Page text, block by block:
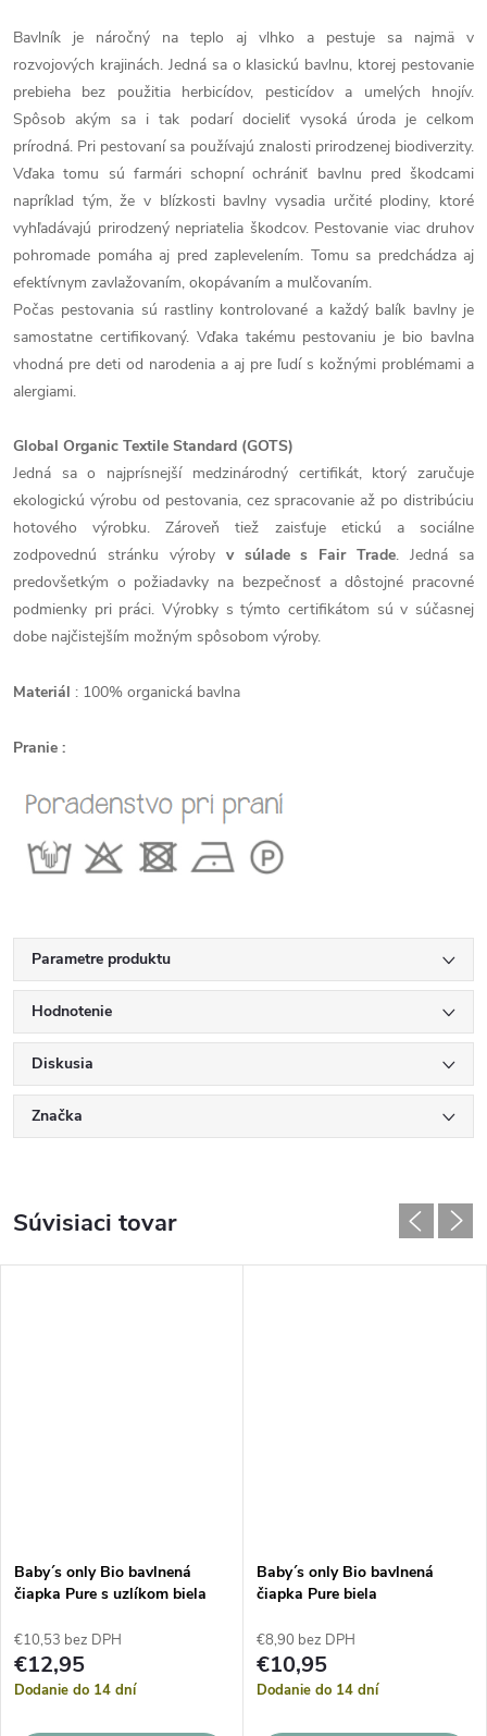
Bavlník je náročný na teplo aj vlhko a pestuje sa najmä v
rozvojových krajinách. Jedná sa o klasickú bavlnu, ktorej pestovanie
prebieha bez použitia herbicídov, pesticídov a umelých hnojív.
Spôsob akým sa i tak podarí docieliť vysoká úroda je celkom
prírodná. Pri pestovaní sa používajú znalosti prirodzenej biodiverzity.
Vďaka tomu sú farmári schopní ochrániť bavlnu pred škodcami
napríklad tým, že v blízkosti bavlny vysadia určité plodiny, ktoré
vyhľadávajú prirodzený nepriatelia škodcov. Pestovanie viac druhov
pohromade pomáha aj pred zaplevelením. Tomu sa predchádza aj
efektívnym zavlažovaním, okopávaním a mulčovaním.
Počas pestovania sú rastliny kontrolované a každý balík bavlny je
samostatne certifikovaný. Vďaka takému pestovaniu je bio bavlna
vhodná pre deti od narodenia a aj pre ľudí s kožnými problémami a
alergiami.
Global Organic Textile Standard (GOTS)
Jedná sa o najprísnejší medzinárodný certifikát, ktorý zaručuje
ekologickú výrobu od pestovania, cez spracovanie až po distribúciu
hotového výrobku. Zároveň tiež zaisťuje etickú a sociálne
zodpovednú stránku výroby v súlade s Fair Trade. Jedná sa
predovšetkým o požiadavky na bezpečnosť a dôstojné pracovné
podmienky pri práci. Výrobky s týmto certifikátom sú v súčasnej
dobe najčistejším možným spôsobom výroby.
Materiál : 100% organická bavlna
Pranie :
Parametre produktu
Hodnotenie
Diskusia
Značka
Súvisiaci tovar
Baby´s only Bio bavlnená
čiapka Pure s uzlíkom biela
€10,53 bez DPH
€12,95
Dodanie do 14 dní
Baby´s only Bio bavlnená
čiapka Pure biela
€8,90 bez DPH
€10,95
Dodanie do 14 dní